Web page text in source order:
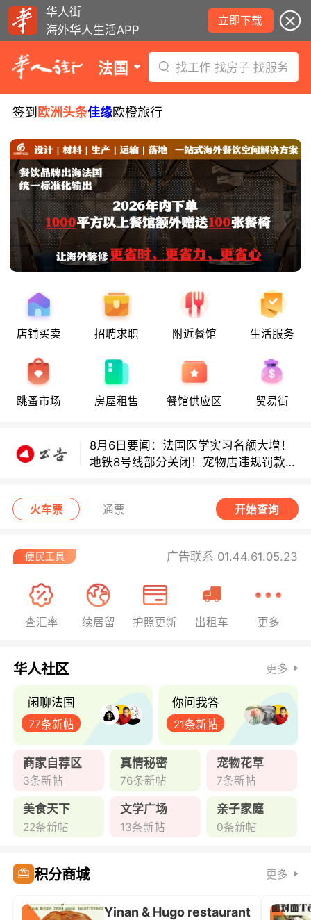
华人街
海外华人生活APP
立即下载
法国 找工作 找房子 找服务
签到 欧洲头条佳缘欧橙旅行
店铺买卖 招聘求职 附近餐馆 生活服务
跳蚤市场 房屋租售 餐馆供应区 贸易街
8月6日要闻：法国医学实习名额大增！
地铁8号线部分关闭！宠物店违规罚款出
炉！
巴黎地铁音乐家海选启动！
8月6日要闻：法国医学实习名额大增！
地铁8号线部分关闭！宠物店违规罚款出
巴黎地铁音乐家海选启动！
火车票 通票 开始查询
广告联系 01.44.61.05.23
查汇率 续居留 护照更新 出租车 更多
华人社区 更多
闲聊法国
77条新帖
你问我答
21条新帖
商家自荐区
3条新帖
真情秘密
76条新帖
宠物花草
7条新帖
美食天下
22条新帖
文学广场
13条新帖
亲子家庭
0条新帖
积分商城 更多
Yinan & Hugo restaurant